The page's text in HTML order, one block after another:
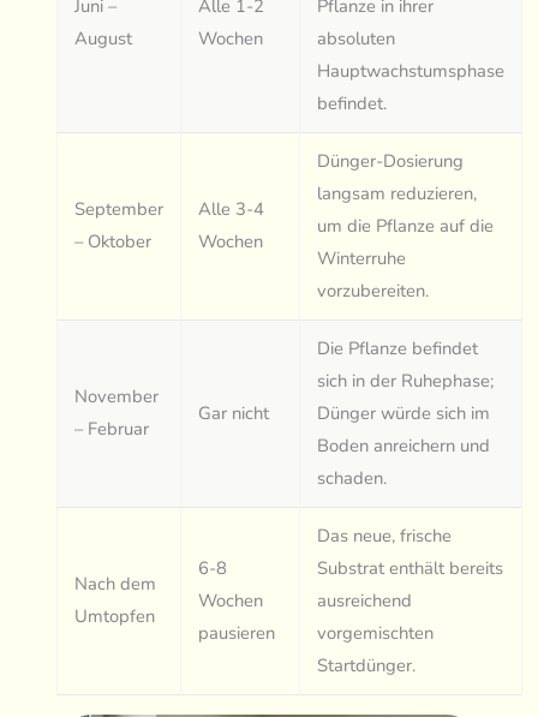
Juni –
August
Alle 1-2
Wochen
Pflanze in ihrer
absoluten
Hauptwachstumsphase
befindet.
September
– Oktober
Alle 3-4
Wochen
Dünger-Dosierung
langsam reduzieren,
um die Pflanze auf die
Winterruhe
vorzubereiten.
November
– Februar
Gar nicht
Die Pflanze befindet
sich in der Ruhephase;
Dünger würde sich im
Boden anreichern und
schaden.
Nach dem
Umtopfen
6-8
Wochen
pausieren
Das neue, frische
Substrat enthält bereits
ausreichend
vorgemischten
Startdünger.